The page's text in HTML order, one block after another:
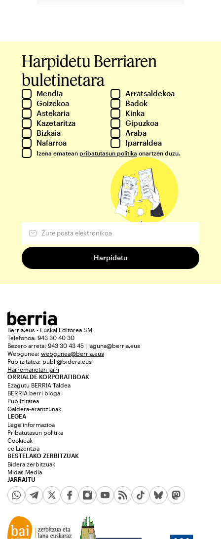
Harpidetu Berriaren
buletinetara
Mendia
Arratsaldekoa
Goizekoa
Badok
Astekaria
Kinka
Kazetaritza
Gipuzkoa
Bizkaia
Araba
Nafarroa
Iparraldea
Izena ematean pribatutasun politika onartzen duzu.
Berria.eus - Euskal Editorea SM
Telefonoa: 943 30 40 30
Bezero arreta: 943 30 43 45 | laguna@berria.eus
Webgunea: webgunea@berria.eus
Publizitatea: publi@bidera.eus
Harremanetan jarri
ORRIALDE KORPORATIBOAK
Ezagutu BERRIA Taldea
BERRIA berri bloga
Publizitatea
Galdera-erantzunak
JARRAITU
LEGEA
Lege informazioa
Pribatutasun politika
Cookieak
cc Lizentzia
BESTELAKO ZERBITZUAK
Bidera zerbitzuak
Midas Media